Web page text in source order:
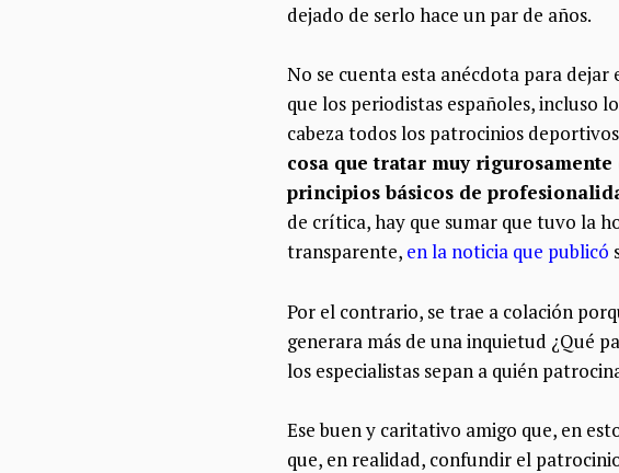
dejado de serlo hace un par de años.
No se cuenta esta anécdota para
que los periodistas españoles, incluso
cabeza todos los patrocinios
cosa que tratar muy
principios básicos de
de crítica, hay que sumar que tuvo la
transparente, en la noticia que publicó
Por el contrario, se trae a colación
generara más de una inquietud ¿Qué
los especialistas sepan a quién
Ese buen y caritativo amigo que, en
que, en realidad, confundir el